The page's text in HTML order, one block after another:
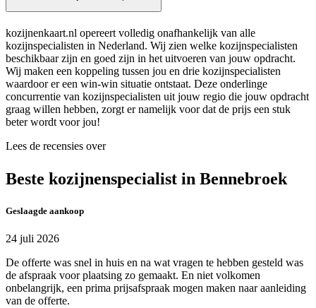
kozijnenkaart.nl opereert volledig onafhankelijk van alle
kozijnspecialisten in Nederland. Wij zien welke kozijnspecialisten
beschikbaar zijn en goed zijn in het uitvoeren van jouw opdracht.
Wij maken een koppeling tussen jou en drie kozijnspecialisten
waardoor er een win-win situatie ontstaat. Deze onderlinge
concurrentie van kozijnspecialisten uit jouw regio die jouw opdracht
graag willen hebben, zorgt er namelijk voor dat de prijs een stuk
beter wordt voor jou!
Lees de recensies over
Beste kozijnenspecialist in Bennebroek
Geslaagde aankoop
24 juli 2026
De offerte was snel in huis en na wat vragen te hebben gesteld was
de afspraak voor plaatsing zo gemaakt. En niet volkomen
onbelangrijk, een prima prijsafspraak mogen maken naar aanleiding
van de offerte.